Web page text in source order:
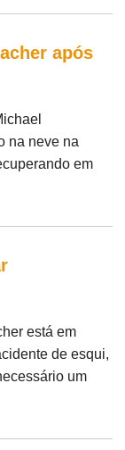
após
na neve na
em
está em
de esqui,
um